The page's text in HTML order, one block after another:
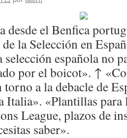
desde el Benfica
la Selección en
española no
por el boicot». ↑
a la debacle de
Italia». «Plantillas para
League, plazos de
saber».